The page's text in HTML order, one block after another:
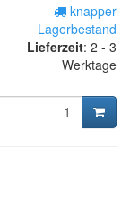
knapper
Lagerbestand
Lieferzeit: 2 - 3
Werktage